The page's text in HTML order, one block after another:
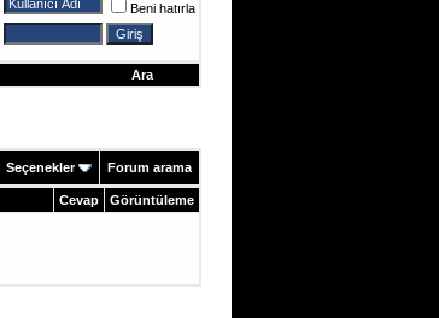
Beni hatırla
Ara
Seçenekler Forum arama
Cevap Görüntüleme